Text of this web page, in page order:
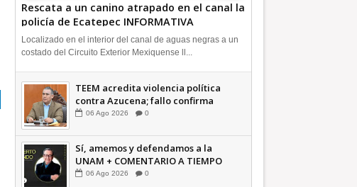
Rescata a un canino atrapado en el canal la
policía de Ecatepec INFORMATIVA
Localizado en el interior del canal de aguas negras a un
costado del Circuito Exterior Mexiquense ll...
TEEM acredita violencia política
contra Azucena; fallo confirma
guerra sucia: Octavio Martínez
06 Ago 2026 0
Sí, amemos y defendamos a la
UNAM + COMENTARIO A TIEMPO
06 Ago 2026 0